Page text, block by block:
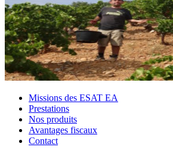
Missions des ESAT EA
Prestations
Nos produits
Avantages fiscaux
Contact